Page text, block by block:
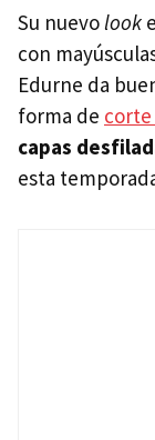
Su nuevolook
con
Edurne da
forma de
capas
esta